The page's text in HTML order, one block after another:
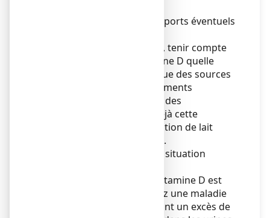
Tenir compte des autres apports éventuels
Pour éviter tout surdosage, tenir compte
des doses totales de vitamine D quelle
qu’en soit la source telles que des sources
nutritionnelles, des compléments
alimentaires de vitamine D, des
médicaments contenant déjà cette
vitamine, ou en cas d'utilisation de lait
supplémenté en vitamine D.
Toxicité de la vitamine D en situation
Le risque de toxicité de la vitamine D est
augmenté si vous présentez une maladie
et/ou des troubles entraînant un excès de